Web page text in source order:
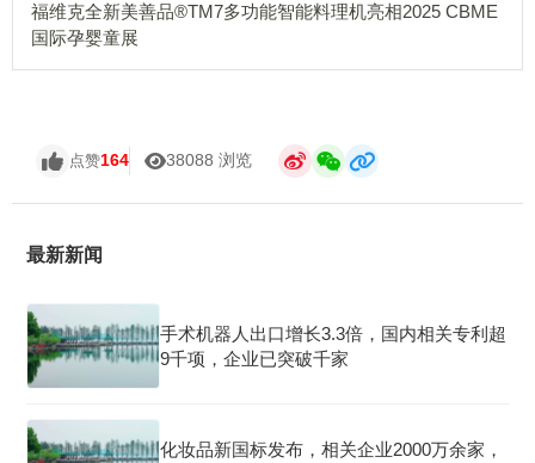
福维克全新美善品®TM7多功能智能料理机亮相2025 CBME
国际孕婴童展
点赞164 38088 浏览
最新新闻
手术机器人出口增长3.3倍，国内相关专利超
9千项，企业已突破千家
化妆品新国标发布，相关企业2000万余家，